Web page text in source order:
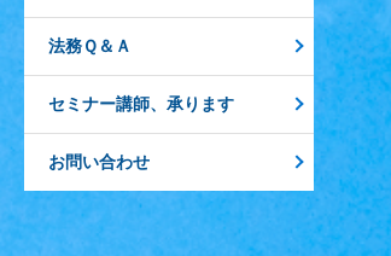
法務Ｑ＆Ａ
セミナー講師、承ります
お問い合わせ